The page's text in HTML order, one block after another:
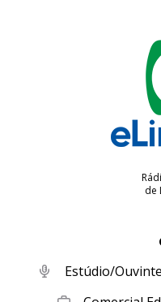
de
Estúdio/